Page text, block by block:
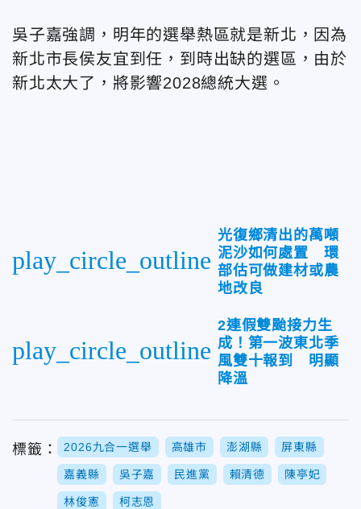
吳子嘉強調，明年的選舉熱區就是新北，因為
新北市長侯友宜到任，到時出缺的選區，由於
新北太大了，將影響2028總統大選。
play_circle_outline
光復鄉清出的萬噸
泥沙如何處置 環
部估可做建材或農
地改良
play_circle_outline
2連假雙颱接力生
成！第一波東北季
風雙十報到 明顯
降溫
標籤： 2026九合一選舉 高雄市 澎湖縣 屏東縣
嘉義縣 吳子嘉 民進黨 賴清德 陳亭妃
林俊憲 柯志恩